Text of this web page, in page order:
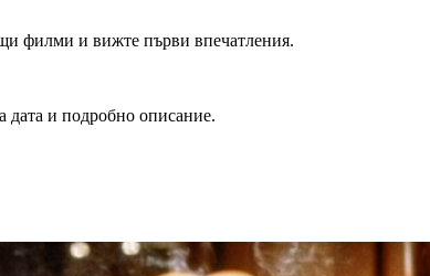
филми и вижте първи впечатления.
дата и подробно описание.